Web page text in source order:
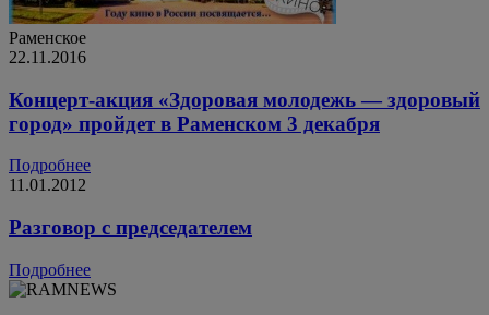
Раменское
22.11.2016
Концерт-акция «Здоровая молодежь — здоровый
город» пройдет в Раменском 3 декабря
Подробнее
11.01.2012
Разговор с председателем
Подробнее